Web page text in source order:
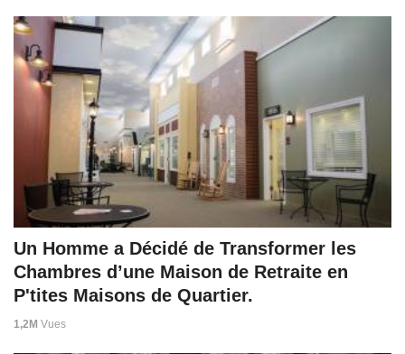
Un Homme a Décidé de Transformer les
Chambres d’une Maison de Retraite en
P'tites Maisons de Quartier.
1,2M Vues